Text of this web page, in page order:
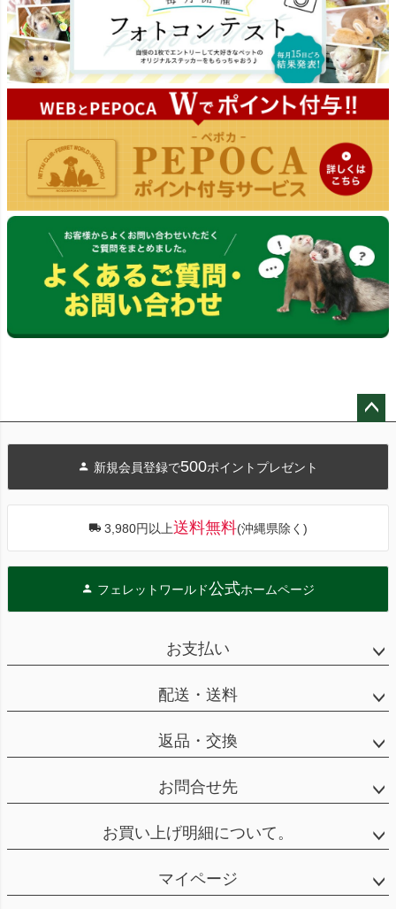
へ
新規会員登録で500ポイントプレゼント
3,980円以上送料無料(沖縄県除く)
フェレットワールド公式ホームページ
お支払い
配送・送料
返品・交換
お問合せ先
お買い上げ明細について。
マイページ